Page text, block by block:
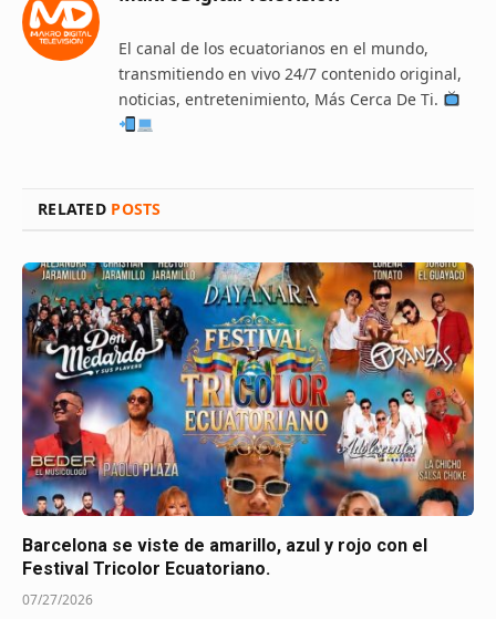
El canal de los ecuatorianos en el mundo,
transmitiendo en vivo 24/7 contenido original,
noticias, entretenimiento, Más Cerca De Ti.
RELATED POSTS
Barcelona se viste de amarillo, azul y rojo con el
Festival Tricolor Ecuatoriano.
07/27/2026